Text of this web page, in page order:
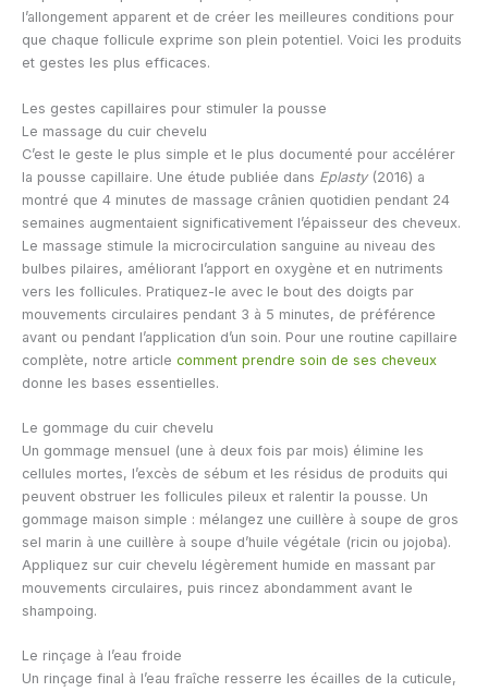
l’allongement apparent et de créer les meilleures conditions pour
que chaque follicule exprime son plein potentiel. Voici les produits
et gestes les plus efficaces.
Les gestes capillaires pour stimuler la pousse
Le massage du cuir chevelu
C’est le geste le plus simple et le plus documenté pour accélérer
la pousse capillaire. Une étude publiée dans Eplasty(2016) a
montré que 4 minutes de massage crânien quotidien pendant 24
semaines augmentaient significativement l’épaisseur des cheveux.
Le massage stimule la microcirculation sanguine au niveau des
bulbes pilaires, améliorant l’apport en oxygène et en nutriments
vers les follicules. Pratiquez-le avec le bout des doigts par
mouvements circulaires pendant 3 à 5 minutes, de préférence
avant ou pendant l’application d’un soin. Pour une routine capillaire
complète, notre article comment prendre soin de ses cheveux
donne les bases essentielles.
Le gommage du cuir chevelu
Un gommage mensuel (une à deux fois par mois) élimine les
cellules mortes, l’excès de sébum et les résidus de produits qui
peuvent obstruer les follicules pileux et ralentir la pousse. Un
gommage maison simple : mélangez une cuillère à soupe de gros
sel marin à une cuillère à soupe d’huile végétale (ricin ou jojoba).
Appliquez sur cuir chevelu légèrement humide en massant par
mouvements circulaires, puis rincez abondamment avant le
shampoing.
Le rinçage à l’eau froide
Un rinçage final à l’eau fraîche resserre les écailles de la cuticule,